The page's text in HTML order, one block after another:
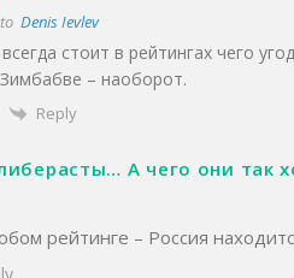
Denis Ievlev
стоит в рейтингах чего
– наоборот.
Reply
А чего они так
рейтинге – Россия